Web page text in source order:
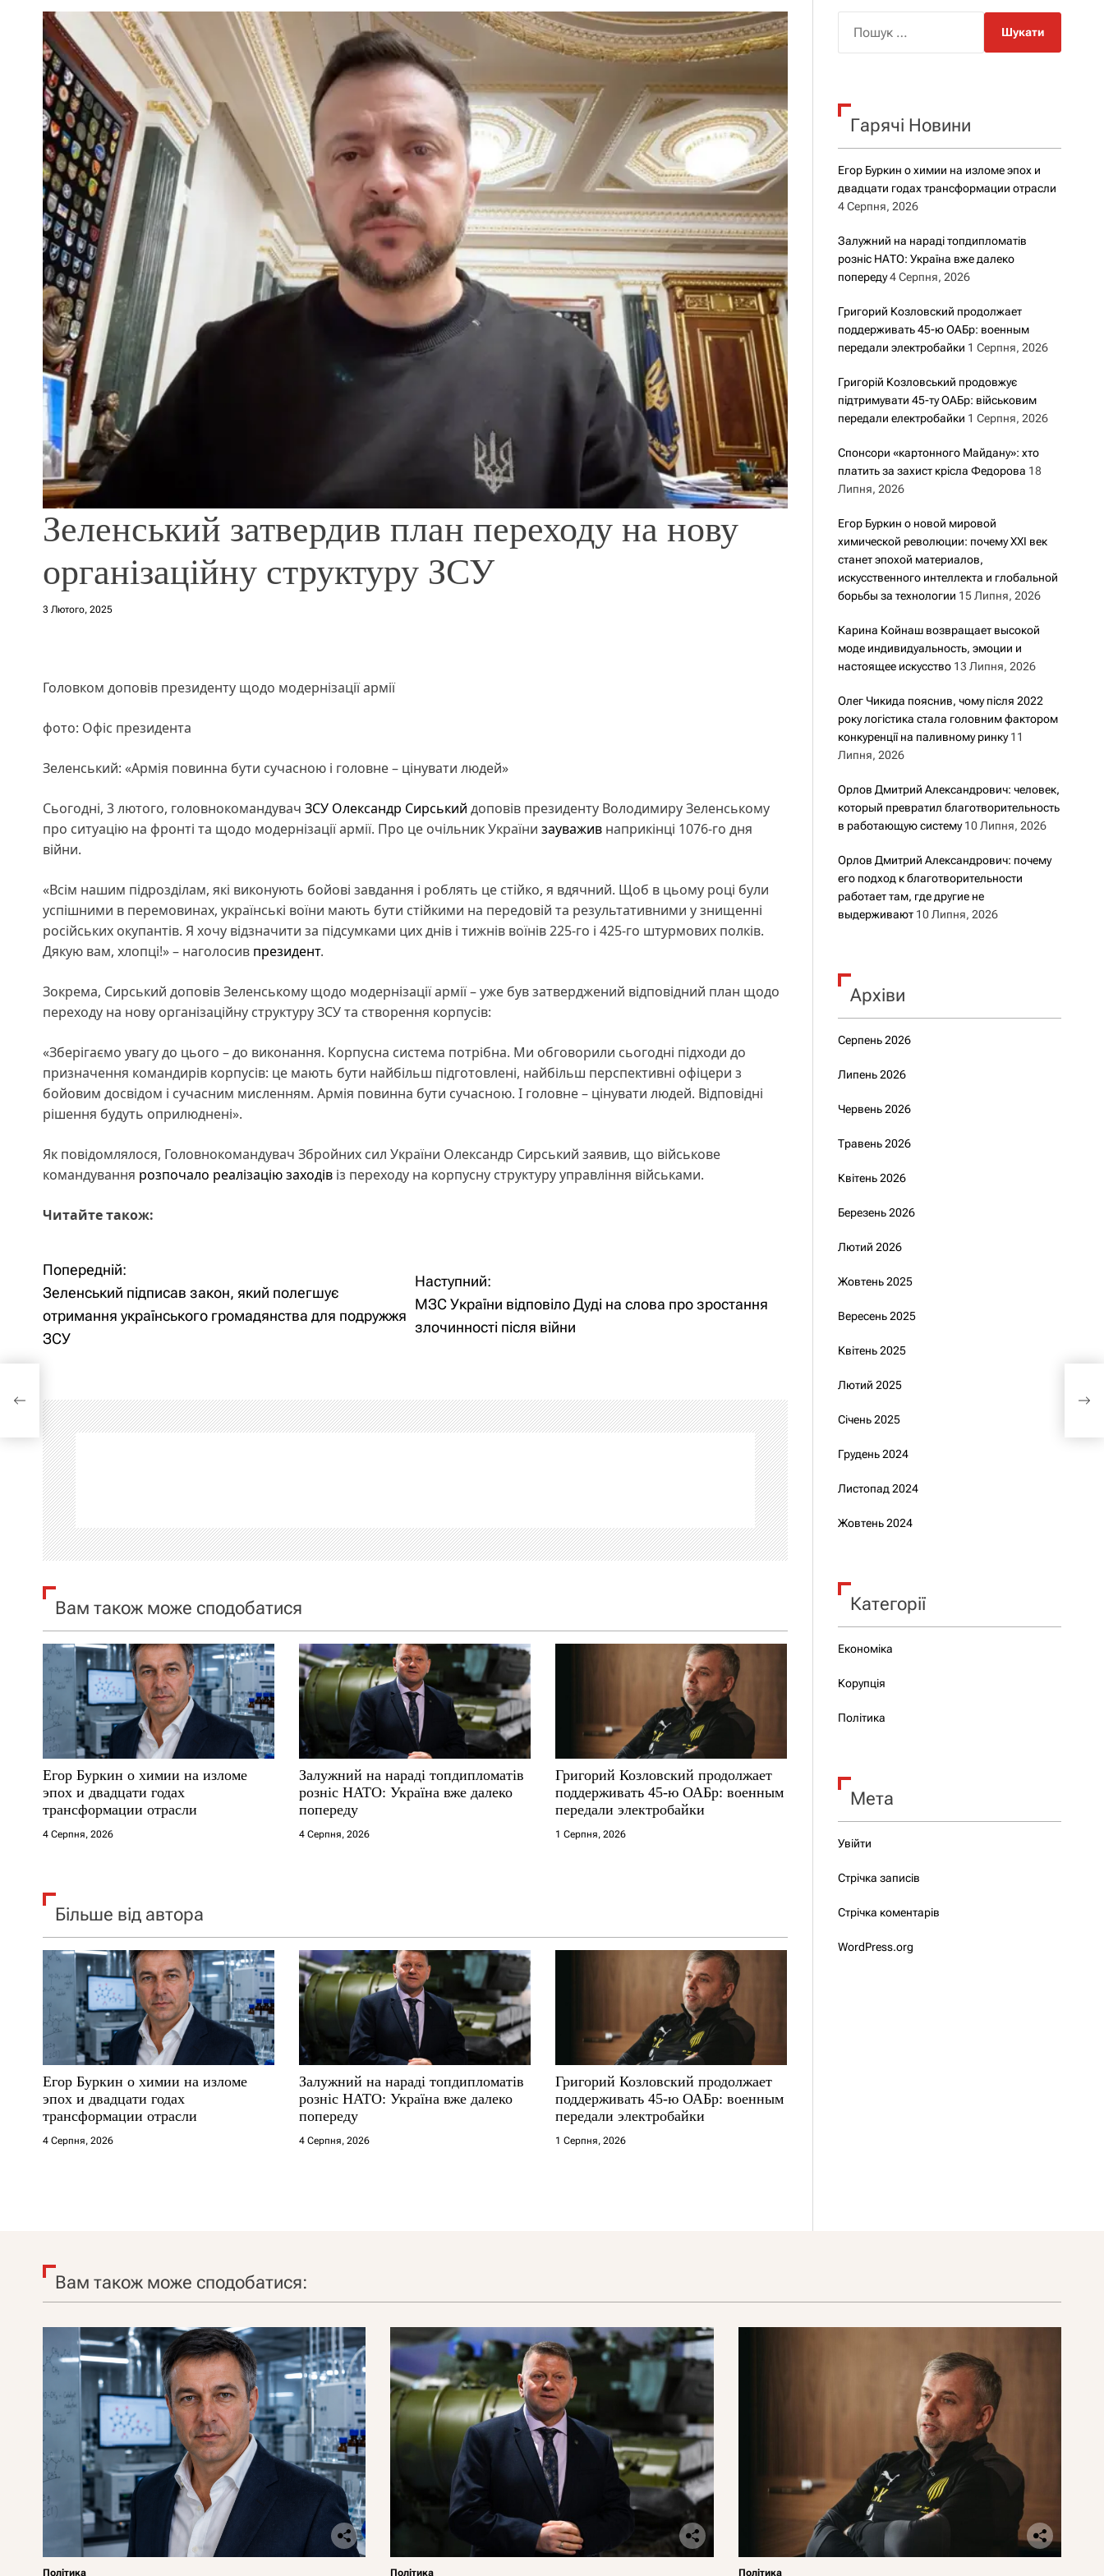
о
у
Зеленський затвердив план переходу на нову
організаційну структуру ЗСУ
3 Лютого, 2025
Головком доповів президенту щодо модернізації армії
фото: Офіс президента
Зеленський: «Армія повинна бути сучасною і головне – цінувати людей»
Сьогодні, 3 лютого, головнокомандувач ЗСУ Олександр Сирський доповів президенту Володимиру Зеленському
про ситуацію на фронті та щодо модернізації армії. Про це очільник України зауважив наприкінці 1076-го дня
війни.
«Всім нашим підрозділам, які виконують бойові завдання і роблять це стійко, я вдячний. Щоб в цьому році були
успішними в перемовинах, українські воїни мають бути стійкими на передовій та результативними у знищенні
російських окупантів. Я хочу відзначити за підсумками цих днів і тижнів воїнів 225-го і 425-го штурмових полків.
Дякую вам, хлопці!» – наголосив президент.
Зокрема, Сирський доповів Зеленському щодо модернізації армії – уже був затверджений відповідний план щодо
переходу на нову організаційну структуру ЗСУ та створення корпусів:
«Зберігаємо увагу до цього – до виконання. Корпусна система потрібна. Ми обговорили сьогодні підходи до
призначення командирів корпусів: це мають бути найбільш підготовлені, найбільш перспективні офіцери з
бойовим досвідом і сучасним мисленням. Армія повинна бути сучасною. І головне – цінувати людей. Відповідні
рішення будуть оприлюднені».
Як повідомлялося, Головнокомандувач Збройних сил України Олександр Сирський заявив, що військове
командування розпочало реалізацію заходів із переходу на корпусну структуру управління військами.
Читайте також:
Н
а
в
г
а
ц
і
я
з
а
п
и
с
і
в
Попередній:
Зеленський підписав закон, який полегшує
отримання українського громадянства для подружжя
ЗСУ
Наступний:
МЗС України відповіло Дуді на слова про зростання
злочинності після війни
Вам також може сподобатися
Егор Буркин о химии на изломе
эпох и двадцати годах
трансформации отрасли
4 Серпня, 2026
Залужний на нараді топдипломатів
розніс НАТО: Україна вже далеко
попереду
4 Серпня, 2026
Григорий Козловский продолжает
поддерживать 45-ю ОАБр: военным
передали электробайки
1 Серпня, 2026
Більше від автора
Егор Буркин о химии на изломе
эпох и двадцати годах
трансформации отрасли
4 Серпня, 2026
Залужний на нараді топдипломатів
розніс НАТО: Україна вже далеко
попереду
4 Серпня, 2026
Григорий Козловский продолжает
поддерживать 45-ю ОАБр: военным
передали электробайки
1 Серпня, 2026
к
Гарячі Новини
Егор Буркин о химии на изломе эпох и
двадцати годах трансформации отрасли
4 Серпня, 2026
Залужний на нараді топдипломатів
розніс НАТО: Україна вже далеко
попереду 4 Серпня, 2026
Григорий Козловский продолжает
поддерживать 45-ю ОАБр: военным
передали электробайки 1 Серпня, 2026
Григорій Козловський продовжує
підтримувати 45-ту ОАБр: військовим
передали електробайки 1 Серпня, 2026
Спонсори «картонного Майдану»: хто
платить за захист крісла Федорова 18
Липня, 2026
Егор Буркин о новой мировой
химической революции: почему XXI век
станет эпохой материалов,
искусственного интеллекта и глобальной
борьбы за технологии 15 Липня, 2026
Карина Койнаш возвращает высокой
моде индивидуальность, эмоции и
настоящее искусство 13 Липня, 2026
Олег Чикида пояснив, чому після 2022
року логістика стала головним фактором
конкуренції на паливному ринку 11
Липня, 2026
Орлов Дмитрий Александрович: человек,
который превратил благотворительность
в работающую систему 10 Липня, 2026
Орлов Дмитрий Александрович: почему
его подход к благотворительности
работает там, где другие не
выдерживают 10 Липня, 2026
Архіви
Серпень 2026
Липень 2026
Червень 2026
Травень 2026
Квітень 2026
Березень 2026
Лютий 2026
Жовтень 2025
Вересень 2025
Квітень 2025
Лютий 2025
Січень 2025
Грудень 2024
Листопад 2024
Жовтень 2024
Категорії
Економіка
Корупція
Політика
Мета
Увійти
Стрічка записів
Стрічка коментарів
WordPress.org
Вам також може сподобатися:
Політика Політика Політика